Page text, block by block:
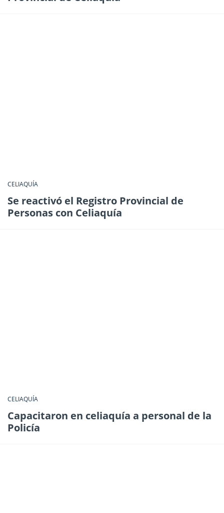
CELIAQUÍA
Se reactivó el Registro Provincial de
Personas con Celiaquía
CELIAQUÍA
Capacitaron en celiaquía a personal de la
Policía